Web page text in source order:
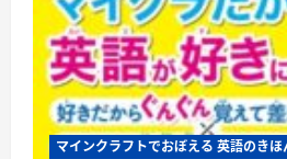
マインクラフトでおぼえる 英語のきほ